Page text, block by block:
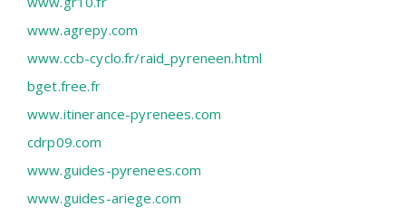
www.agrepy.com
www.ccb-cyclo.fr/raid_pyreneen.html
bget.free.fr
www.itinerance-pyrenees.com
cdrp09.com
www.guides-pyrenees.com
www.guides-ariege.com